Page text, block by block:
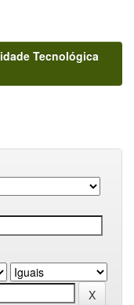
Tecnológica